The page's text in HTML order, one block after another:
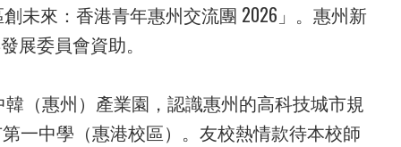
未來：香港青年惠州交流團 2026」。惠州新
展委員會資助。
（惠州）產業園，認識惠州的高科技城市規
中學（惠港校區）。友校熱情款待本校師